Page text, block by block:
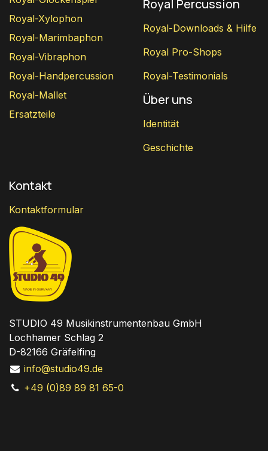
Royal-Xylophon
Royal-Marimbaphon
Royal-Vibraphon
Royal-Handpercussion
Royal-Mallet
Ersatzteile
Royal Percussion
Royal-Downloads & Hilfe
Royal Pro-Shops
Royal-Testimonials
Über uns
Identität
Geschichte
Kontakt
Kontaktformular
STUDIO 49 Musikinstrumentenbau GmbH
Lochhamer Schlag 2
D-82166 Gräfelfing
info@studio49.de
+49 (0)89 89 81 65-0